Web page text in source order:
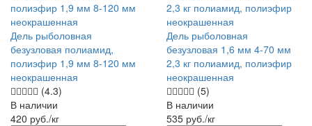
Дель рыболовная
безузловая полиамид,
полиэфир 1,9 мм 8-120 мм
неокрашенная
(4.3)
В наличии
420 руб./кг
Дель рыболовная
безузловая 1,6 мм 4-70 мм
2,3 кг полиамид, полиэфир
неокрашенная
(5)
В наличии
535 руб./кг